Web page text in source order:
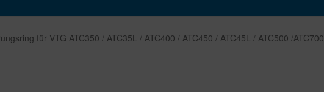
für VTG ATC350 / ATC35L / ATC400 / ATC450 / ATC45L / ATC500 /ATC700